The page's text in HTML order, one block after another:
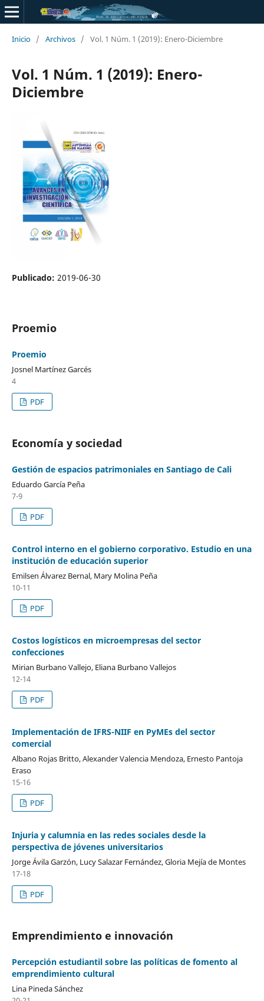
Inicio / Archivos / Vol. 1 Núm. 1 (2019): Enero-Diciembre
Vol. 1 Núm. 1 (2019): Enero-
Diciembre
Publicado: 2019-06-30
Proemio
Proemio
Josnel Martínez Garcés
4
PDF
Economía y sociedad
Gestión de espacios patrimoniales en Santiago de Cali
Eduardo García Peña
7-9
PDF
Control interno en el gobierno corporativo. Estudio en una
institución de educación superior
Emilsen Álvarez Bernal, Mary Molina Peña
10-11
PDF
Costos logísticos en microempresas del sector
confecciones
Mirian Burbano Vallejo, Eliana Burbano Vallejos
12-14
PDF
Implementación de IFRS-NIIF en PyMEs del sector
comercial
Albano Rojas Britto, Alexander Valencia Mendoza, Ernesto Pantoja
Eraso
15-16
PDF
Injuria y calumnia en las redes sociales desde la
perspectiva de jóvenes universitarios
Jorge Ávila Garzón, Lucy Salazar Fernández, Gloria Mejía de Montes
17-18
PDF
Emprendimiento e innovación
Percepción estudiantil sobre las políticas de fomento al
emprendimiento cultural
Lina Pineda Sánchez